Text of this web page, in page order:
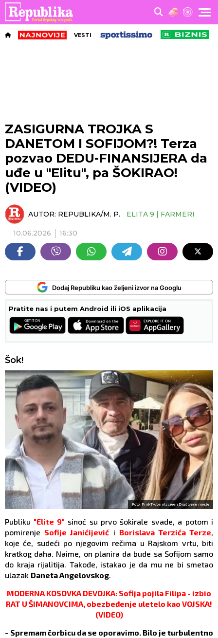
VESTI
ZASIGURNA TROJKA S
DANETOM I SOFIJOM?! Terza
pozvao DEDU-FINANSIJERA da
uđe u "Elitu", pa ŠOKIRAO!
(VIDEO)
AUTOR: REPUBLIKA/M. P. ELITA 9 | FARMERI
10.06.2026 16:30
Dodaj Republiku kao željeni izvor na Googlu
Pratite nas i putem Android ili iOS aplikacija
Šok!
Foto: PinkTV/printscreen,Društvene mreže
Publiku "Elite 9" sinoć su prvo šokirale svađe, a potom i
pomirenje Sofije Janićijević i Borislava Terzića Terze,
koje će, sudeći po njegovim rečima u Rajskom vrtu, biti
kratkog daha. Naime, on planira da bude sa Sofijom samo
do kraja rijalitija. Takođe, istakao je da mu ne bi smetao
ulazak Daneta Angelovskog.
MODERNA KOSOVKA DEVOJKA: Sofija pojila Filipa - izbio
RAT U ŠIMANOVCIMA, obezbeđenje uletelo kao VOJSKA!
(VIDEO)
- Spremam čorbicu da se oporavimo. Bilo je turbulentno